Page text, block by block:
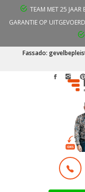
TEAM MET 25 JAAR
GARANTIE OP
Fassado: